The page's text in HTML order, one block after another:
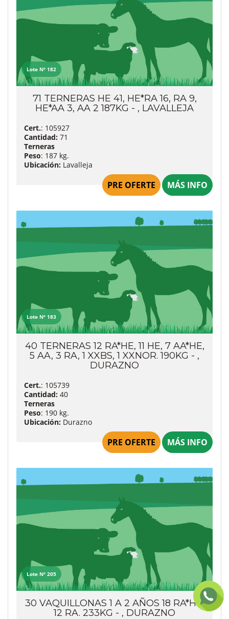
Lote Nº 182
71 TERNERAS HE 41, HE*RA 16, RA 9,
HE*AA 3, AA 2 187KG - , LAVALLEJA
Cert.: 105927
Cantidad: 71
Terneras
Peso: 187 kg.
Ubicación: Lavalleja
PRE OFERTE MÁS INFO
Lote Nº 183
40 TERNERAS 12 RA*HE, 11 HE, 7 AA*HE,
5 AA, 3 RA, 1 XXBS, 1 XXNOR. 190KG - ,
DURAZNO
Cert.: 105739
Cantidad: 40
Terneras
Peso: 190 kg.
Ubicación: Durazno
PRE OFERTE MÁS INFO
Lote Nº 205
30 VAQUILLONAS 1 A 2 AÑOS 18 RA*HE,
12 RA. 233KG - , DURAZNO